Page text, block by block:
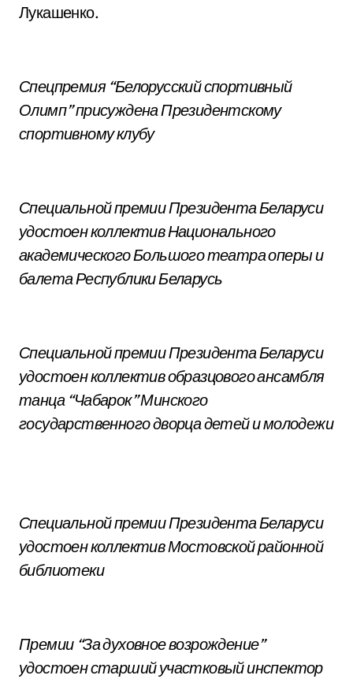
Лукашенко.
Спецпремия “Белорусский спортивный
Олимп” присуждена Президентскому
спортивному клубу
Специальной премии Президента Беларуси
удостоен коллектив Национального
академического Большого театра оперы и
балета Республики Беларусь
Специальной премии Президента Беларуси
удостоен коллектив образцового ансамбля
танца “Чабарок” Минского
государственного дворца детей и молодежи
Специальной премии Президента Беларуси
удостоен коллектив Мостовской районной
библиотеки
Премии “За духовное возрождение”
удостоен старший участковый инспектор